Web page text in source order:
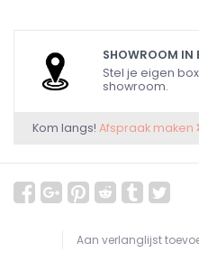
SHOWROOM IN
Stel je eigen
showroom.
Kom langs! Afspraak maken
Aan verlanglijst